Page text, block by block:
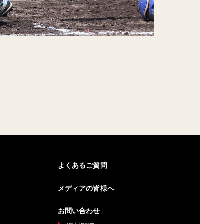
よくあるご質問
メディアの皆様へ
お問い合わせ